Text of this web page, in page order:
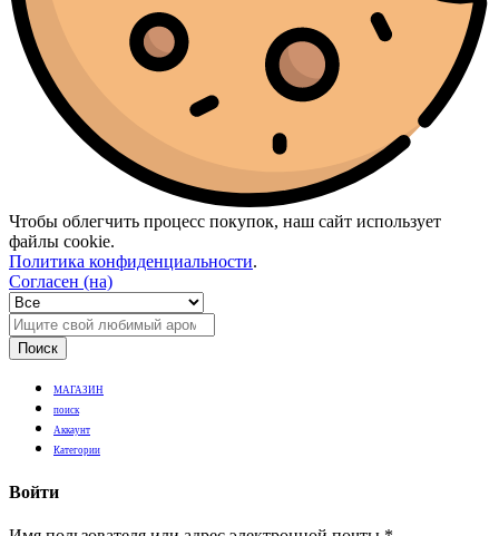
Чтобы облегчить процесс покупок, наш сайт использует
файлы cookie.
Политика конфиденциальности.
Согласен (на)
Поиск
МАГАЗИН
поиск
Аккаунт
Категории
Войти